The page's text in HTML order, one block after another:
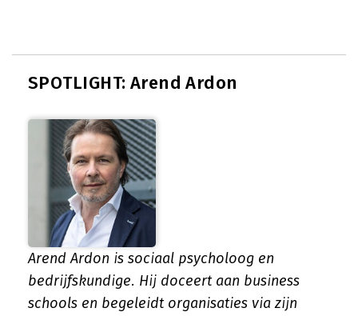
SPOTLIGHT: Arend Ardon
Arend Ardon is sociaal psycholoog en
bedrijfskundige. Hij doceert aan business
schools en begeleidt organisaties via zijn